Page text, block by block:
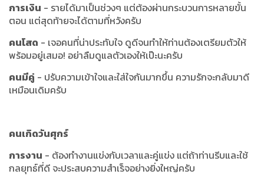
การเงิน - รายได้มาเป็นช่วงๆ แต่ต้องผ่านกระบวนการหลายขั้น
ตอน แต่สุดท้ายจะได้ตามที่หวังครับ
คนโสด - เจอคนที่น่าประทับใจ ดูดีจนทำให้ท่านต้องเตรียมตัวให้
พร้อมอยู่เสมอ! อย่าลืมดูแลตัวเองให้เป๊ะนะครับ
คนมีคู่ - ปรับความเข้าใจและใส่ใจกันมากขึ้น ความรักจะกลับมาดี
เหมือนเดิมครับ
คนเกิดวันศุกร์
การงาน - ต้องทำงานแข่งกับเวลาและคู่แข่ง แต่ถ้าท่านรีบและใช้
กลยุทธ์ที่ดี จะประสบความสำเร็จอย่างยิ่งใหญ่ครับ